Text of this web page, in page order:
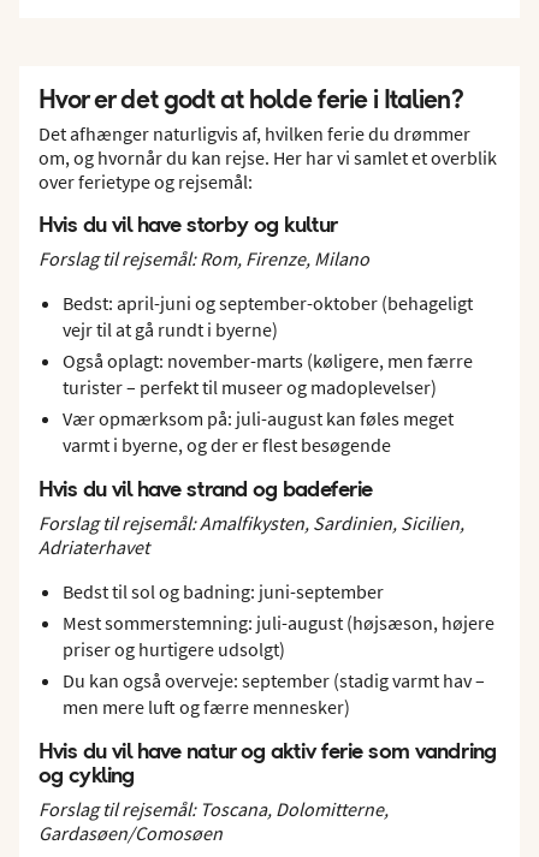
Hvor er det godt at holde ferie i Italien?
Det afhænger naturligvis af, hvilken ferie du drømmer
om, og hvornår du kan rejse. Her har vi samlet et overblik
over ferietype og rejsemål:
Hvis du vil have storby og kultur
Forslag til rejsemål: Rom, Firenze, Milano
Bedst: april-juni og september-oktober (behageligt
vejr til at gå rundt i byerne)
Også oplagt: november-marts (køligere, men færre
turister – perfekt til museer og madoplevelser)
Vær opmærksom på: juli-august kan føles meget
varmt i byerne, og der er flest besøgende
Hvis du vil have strand og badeferie
Forslag til rejsemål: Amalfikysten, Sardinien, Sicilien,
Adriaterhavet
Bedst til sol og badning: juni-september
Mest sommerstemning: juli-august (højsæson, højere
priser og hurtigere udsolgt)
Du kan også overveje: september (stadig varmt hav –
men mere luft og færre mennesker)
Hvis du vil have natur og aktiv ferie som vandring
og cykling
Forslag til rejsemål: Toscana, Dolomitterne,
Gardasøen/Comosøen